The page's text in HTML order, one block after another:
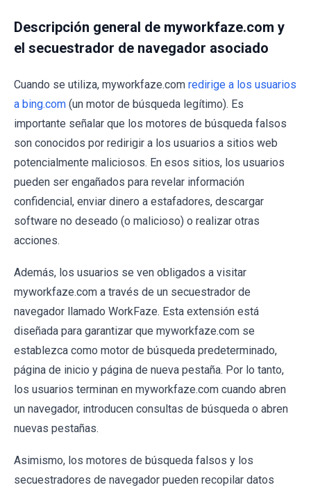
Descripción general de myworkfaze.com y
el secuestrador de navegador asociado
Cuando se utiliza, myworkfaze.com redirige a los usuarios
a bing.com (un motor de búsqueda legítimo). Es
importante señalar que los motores de búsqueda falsos
son conocidos por redirigir a los usuarios a sitios web
potencialmente maliciosos. En esos sitios, los usuarios
pueden ser engañados para revelar información
confidencial, enviar dinero a estafadores, descargar
software no deseado (o malicioso) o realizar otras
acciones.
Además, los usuarios se ven obligados a visitar
myworkfaze.com a través de un secuestrador de
navegador llamado WorkFaze. Esta extensión está
diseñada para garantizar que myworkfaze.com se
establezca como motor de búsqueda predeterminado,
página de inicio y página de nueva pestaña. Por lo tanto,
los usuarios terminan en myworkfaze.com cuando abren
un navegador, introducen consultas de búsqueda o abren
nuevas pestañas.
Asimismo, los motores de búsqueda falsos y los
secuestradores de navegador pueden recopilar datos